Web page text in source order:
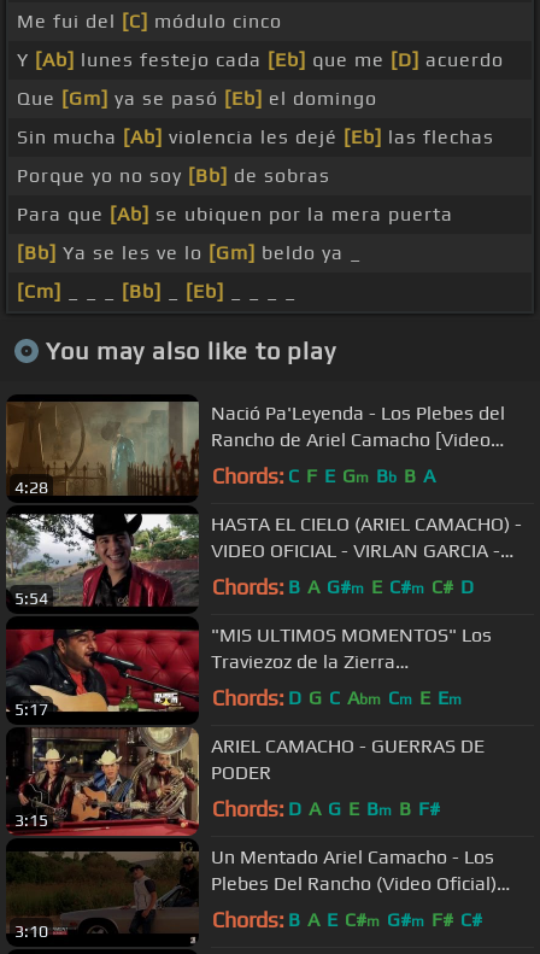
Me fui del [C] módulo cinco
Y [Ab] lunes festejo cada [Eb] que me [D] acuerdo
Que [Gm] ya se pasó [Eb] el domingo
Sin mucha [Ab] violencia les dejé [Eb] las flechas
Porque yo no soy [Bb] de sobras
Para que [Ab] se ubiquen por la mera puerta
[Bb] Ya se les ve lo [Gm] beldo ya _
[Cm]
[Bb] [Eb]
You may also like to play
4:28
Nació Pa'Leyenda - Los Plebes del
Rancho de Ariel Camacho [Video
Oficial]
Chords: C F E Gm Bb B A
5:54
HASTA EL CIELO (ARIEL CAMACHO) -
VIDEO OFICIAL - VIRLAN GARCIA -
2017 - HD
Chords: B A G#m E C#m C# D
5:17
"MIS ULTIMOS MOMENTOS" Los
Traviezoz de la Zierra
#DelMusicRoom | DEL Records 2016
Chords: D G C Abm Cm E Em
3:15
ARIEL CAMACHO - GUERRAS DE
PODER
Chords: D A G E Bm B F#
3:10
Un Mentado Ariel Camacho - Los
Plebes Del Rancho (Video Oficial)
(2017) "EXCLUSIVO"
Chords: B A E C#m G#m F# C#